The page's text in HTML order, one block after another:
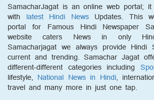
SamacharJagat is an online web portal;
with latest Hindi NewsUpdates. This
portal for Famous Hindi Newspaper
website caters News in only
Samacharjagat we always provide Hindi
current and trending. Samachar Jagat
different-different categories including
lifestyle, National News in Hindi,
travel and many more in just one tap.